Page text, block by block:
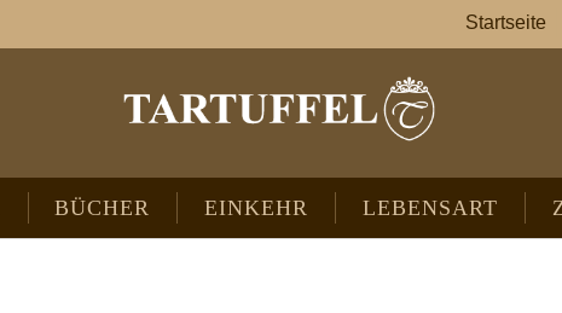
BÜCHER EINKEHR LEBENSART
Startseite